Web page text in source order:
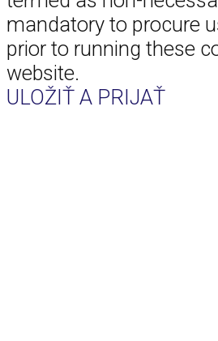
mandatory to procure
prior to running these
website.
ULOŽIŤ A PRIJAŤ